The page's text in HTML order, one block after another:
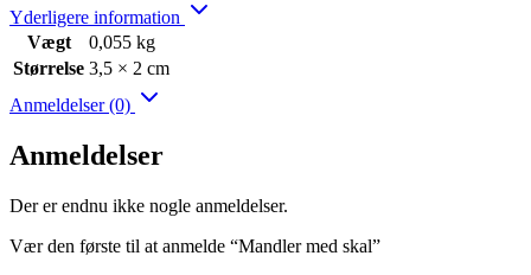
Yderligere information
Vægt
0,055 kg
Størrelse 3,5 × 2 cm
Anmeldelser (0)
Anmeldelser
Der er endnu ikke nogle anmeldelser.
Vær den første til at anmelde “Mandler med skal”